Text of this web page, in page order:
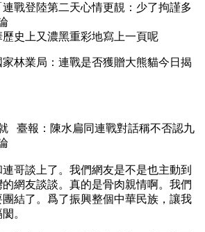
連戰登陸第二天心情更靚：少了拘謹多
史上又濃黑重彩地寫上一頁呢
家林業局：連戰是否獲贈大熊貓今日揭
哥談上了。我們網友是不是也主動到
網友談談。真的是骨肉親情啊。我們
結了。爲了振興整個中華民族，讓我
。